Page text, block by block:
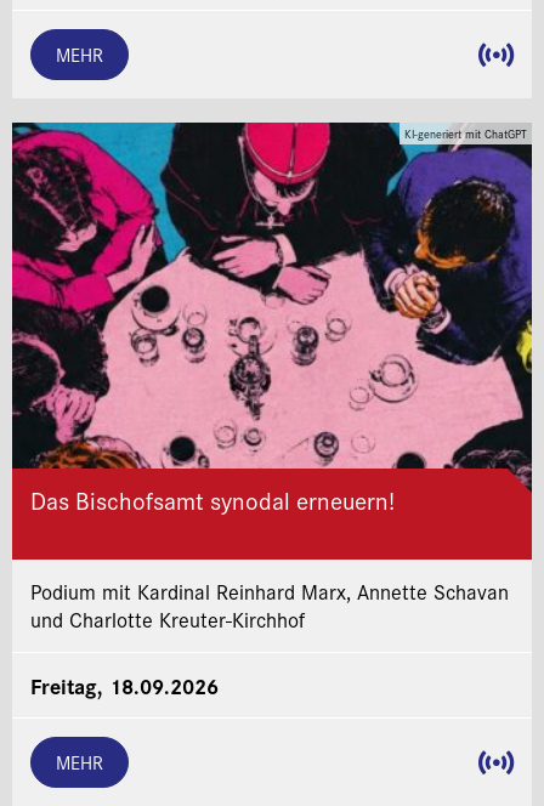
MEHR
KI-generiert mit ChatGPT
Das Bischofsamt synodal erneuern!
Podium mit Kardinal Reinhard Marx, Annette Schavan
und Charlotte Kreuter-Kirchhof
Freitag, 18.09.2026
MEHR